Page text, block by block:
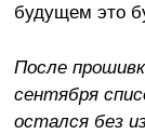
будущем это
После
сентября
остался без